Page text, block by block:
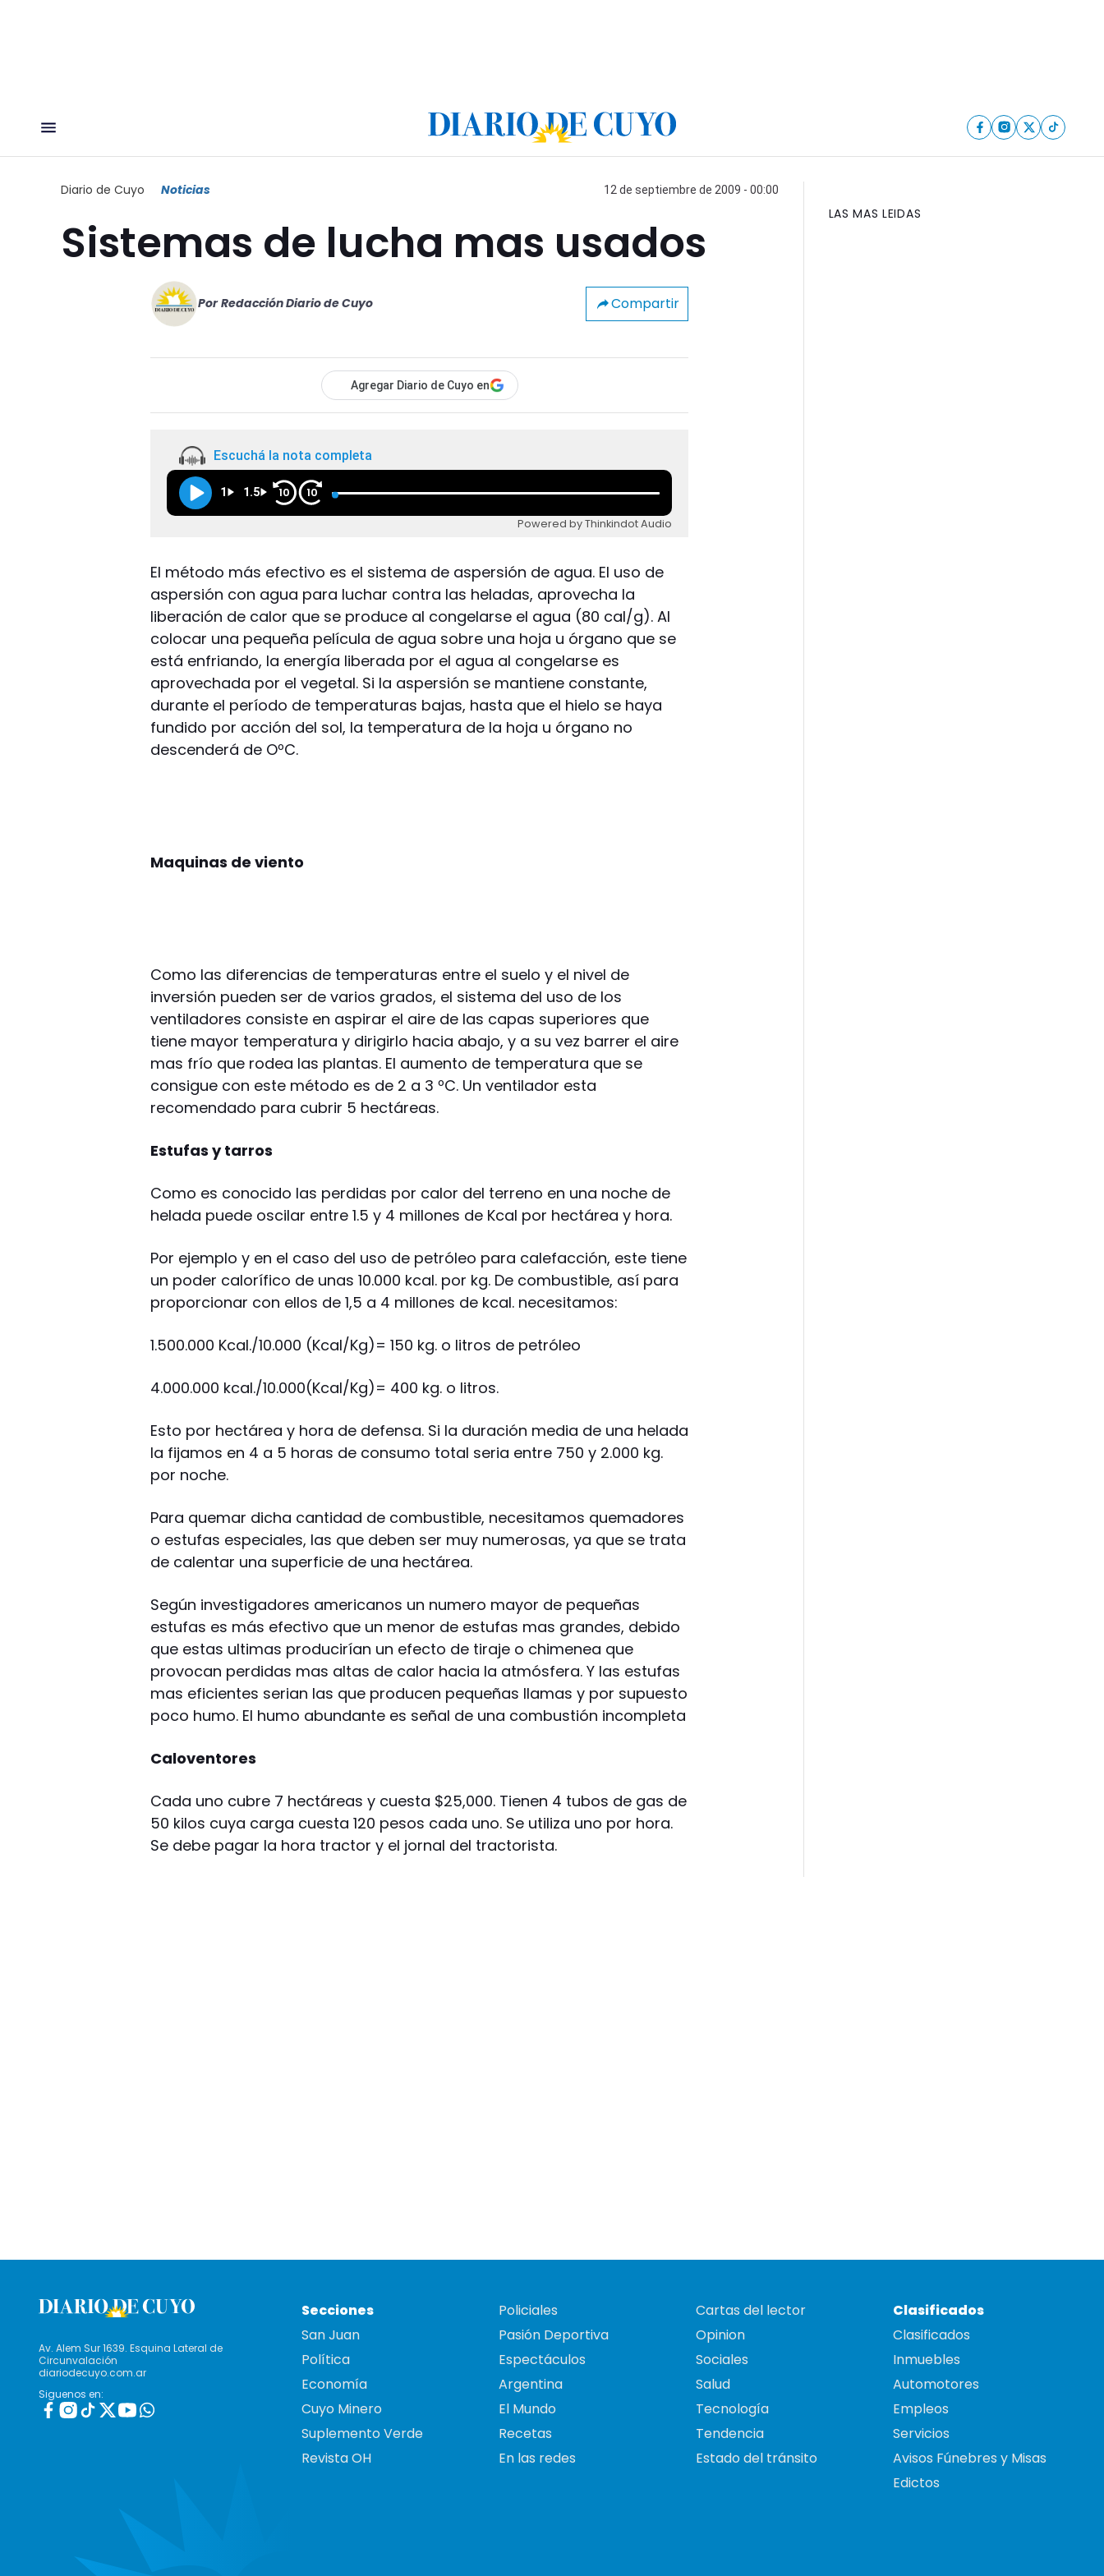
Diario de Cuyo Noticias 12 de septiembre de 2009 - 00:00
Sistemas de lucha mas usados
Por Redacción Diario de Cuyo Compartir
Agregar Diario de Cuyo en
Escuchá la nota completa
1 1.5 10 10
Powered by Thinkindot Audio
El método más efectivo es el sistema de aspersión de agua. El uso de
aspersión con agua para luchar contra las heladas, aprovecha la
liberación de calor que se produce al congelarse el agua (80 cal/g). Al
colocar una pequeña película de agua sobre una hoja u órgano que se
está enfriando, la energía liberada por el agua al congelarse es
aprovechada por el vegetal. Si la aspersión se mantiene constante,
durante el período de temperaturas bajas, hasta que el hielo se haya
fundido por acción del sol, la temperatura de la hoja u órgano no
descenderá de OºC.
Maquinas de viento
Como las diferencias de temperaturas entre el suelo y el nivel de
inversión pueden ser de varios grados, el sistema del uso de los
ventiladores consiste en aspirar el aire de las capas superiores que
tiene mayor temperatura y dirigirlo hacia abajo, y a su vez barrer el aire
mas frío que rodea las plantas. El aumento de temperatura que se
consigue con este método es de 2 a 3 ºC. Un ventilador esta
recomendado para cubrir 5 hectáreas.
Estufas y tarros
Como es conocido las perdidas por calor del terreno en una noche de
helada puede oscilar entre 1.5 y 4 millones de Kcal por hectárea y hora.
Por ejemplo y en el caso del uso de petróleo para calefacción, este tiene
un poder calorífico de unas 10.000 kcal. por kg. De combustible, así para
proporcionar con ellos de 1,5 a 4 millones de kcal. necesitamos:
1.500.000 Kcal./10.000 (Kcal/Kg)= 150 kg. o litros de petróleo
4.000.000 kcal./10.000(Kcal/Kg)= 400 kg. o litros.
Esto por hectárea y hora de defensa. Si la duración media de una helada
la fijamos en 4 a 5 horas de consumo total seria entre 750 y 2.000 kg.
por noche.
Para quemar dicha cantidad de combustible, necesitamos quemadores
o estufas especiales, las que deben ser muy numerosas, ya que se trata
de calentar una superficie de una hectárea.
Según investigadores americanos un numero mayor de pequeñas
estufas es más efectivo que un menor de estufas mas grandes, debido
que estas ultimas producirían un efecto de tiraje o chimenea que
provocan perdidas mas altas de calor hacia la atmósfera. Y las estufas
mas eficientes serian las que producen pequeñas llamas y por supuesto
poco humo. El humo abundante es señal de una combustión incompleta
Caloventores
Cada uno cubre 7 hectáreas y cuesta $25,000. Tienen 4 tubos de gas de
50 kilos cuya carga cuesta 120 pesos cada uno. Se utiliza uno por hora.
Se debe pagar la hora tractor y el jornal del tractorista.
LAS MAS LEIDAS
Av. Alem Sur 1639. Esquina Lateral de
Circunvalación
diariodecuyo.com.ar
Siguenos en:
Secciones
San Juan
Política
Economía
Cuyo Minero
Suplemento Verde
Revista OH
Policiales
Pasión Deportiva
Espectáculos
Argentina
El Mundo
Recetas
En las redes
Cartas del lector
Opinion
Sociales
Salud
Tecnología
Tendencia
Estado del tránsito
Clasificados
Clasificados
Inmuebles
Automotores
Empleos
Servicios
Avisos Fúnebres y Misas
Edictos